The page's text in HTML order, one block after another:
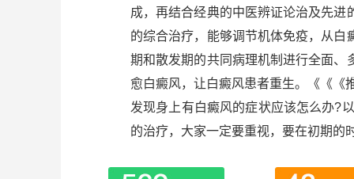
成，再结合经典的中医辨证论治及先
的综合治疗，能够调节机体免疫，从
期和散发期的共同病理机制进行全面、
愈白癜风，让白癜风患者重生。《《《
发现身上有白癜风的症状应该怎么办?
的治疗，大家一定要重视，要在初期的